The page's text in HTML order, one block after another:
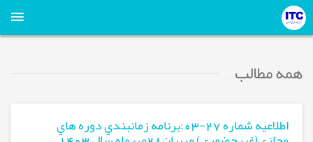
همه مطالب
اطلاعیه شماره 27-03:برنامه زمانبندي دوره هاي